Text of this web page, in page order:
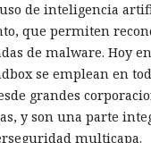
de inteligencia
que permiten
de malware. Hoy
se emplean en
grandes
y son una parte
multicapa.